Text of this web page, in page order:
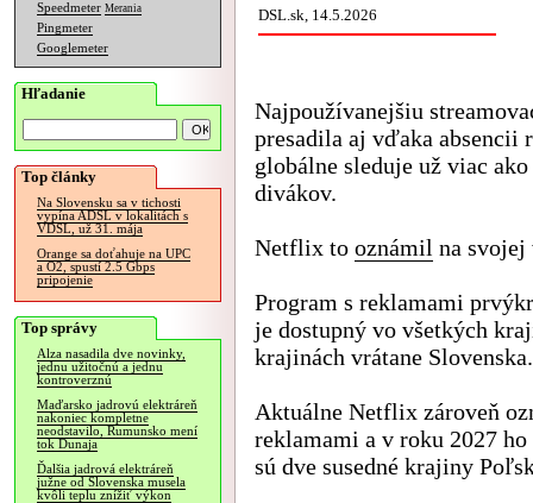
Speedmeter Merania
Pingmeter
Googlemeter
Hľadanie
Top články
Na Slovensku sa v tichosti
vypína ADSL v lokalitách s
VDSL, už 31. mája
Orange sa doťahuje na UPC
a O2, spustí 2.5 Gbps
pripojenie
Top správy
Alza nasadila dve novinky,
jednu užitočnú a jednu
kontroverznú
Maďarsko jadrovú elektráreň
nakoniec kompletne
neodstavilo, Rumunsko mení
tok Dunaja
Ďalšia jadrová elektráreň
južne od Slovenska musela
kvôli teplu znížiť výkon
DSL.sk, 14.5.2026
Najpoužívanejšiu
presadila aj vďaka absencii
globálne sleduje už viac
divákov.
Netflix to oznámil na
Program s reklamami
je dostupný vo všetkých
krajinách vrátane Slovenska.
Aktuálne Netflix zároveň
reklamami a v roku 2027
sú dve susedné krajiny